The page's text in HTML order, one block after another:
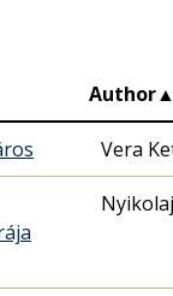
Author▲
Vera